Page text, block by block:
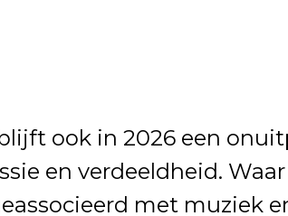
ook in 2026 een
en verdeeldheid.
met muziek